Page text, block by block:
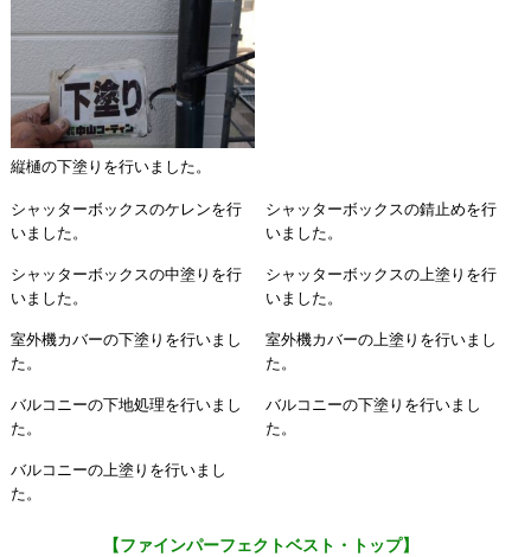
縦樋の下塗りを行いました。
シャッターボックスのケレンを行
いました。
シャッターボックスの錆止めを行
いました。
シャッターボックスの中塗りを行
いました。
シャッターボックスの上塗りを行
いました。
室外機カバーの下塗りを行いまし
た。
室外機カバーの上塗りを行いまし
た。
バルコニーの下地処理を行いまし
た。
バルコニーの下塗りを行いまし
た。
バルコニーの上塗りを行いまし
た。
【ファインパーフェクトベスト・トップ】